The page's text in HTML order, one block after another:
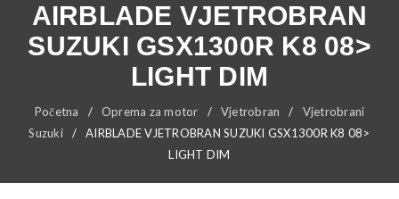
AIRBLADE VJETROBRAN
SUZUKI GSX1300R K8 08>
LIGHT DIM
Početna / Oprema za motor / Vjetrobran /
Vjetrobrani
Suzuki
/
AIRBLADE VJETROBRAN SUZUKI GSX1300R K8 08>
LIGHT DIM